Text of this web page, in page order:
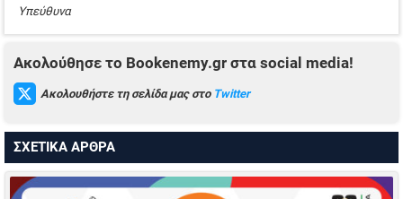
Υπεύθυνα
Ακολούθησε το Bookenemy.gr στα social media!
Ακολουθήστε τη σελίδα μας στο Twitter
ΣΧΕΤΙΚΑ ΑΡΘΡΑ